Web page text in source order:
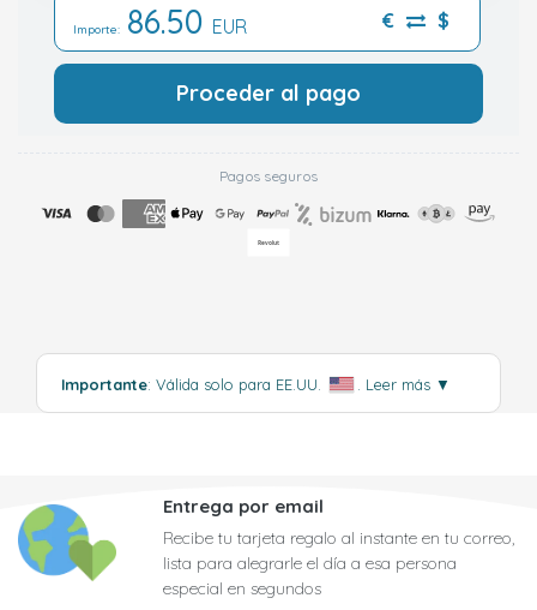
Importe: 86.50 EUR € $
Proceder al pago
Pagos seguros
Importante: Válida solo para EE.UU. . Leer más ▼
Entrega por email
Recibe tu tarjeta regalo al instante en tu correo,
lista para alegrarle el día a esa persona
especial en segundos